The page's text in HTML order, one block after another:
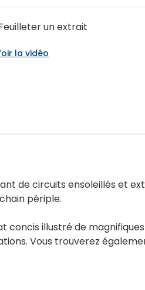
un extrait
la vidéo
de circuits ensoleillés et
périple.
illustré de
Vous trouverez